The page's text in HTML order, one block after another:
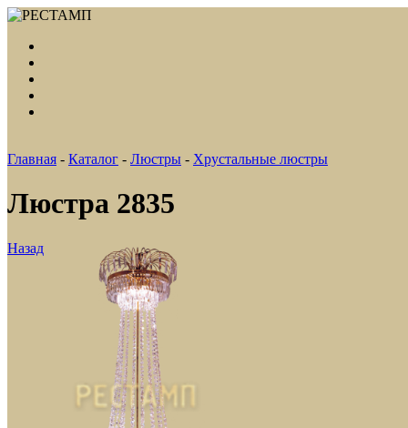
Главная - Каталог - Люстры - Хрустальные люстры
Люстра 2835
Назад